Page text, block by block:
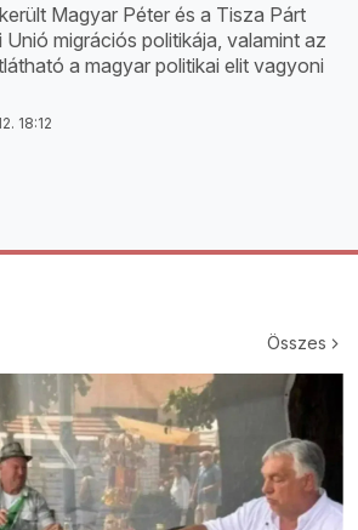
Magyar Péter és a Tisza Párt
migrációs politikája, valamint az
a magyar politikai elit vagyoni
18:12
Összes